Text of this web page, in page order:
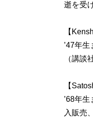
逝を受
【
’47年
（講談
【
’68年
入販売